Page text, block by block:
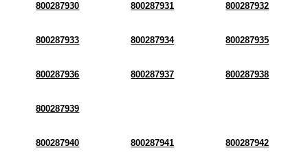
800287930 800287931 800287932
800287933 800287934 800287935
800287936 800287937 800287938
800287939
800287940 800287941 800287942